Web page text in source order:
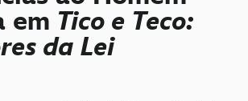
em Tico e Teco:
da Lei